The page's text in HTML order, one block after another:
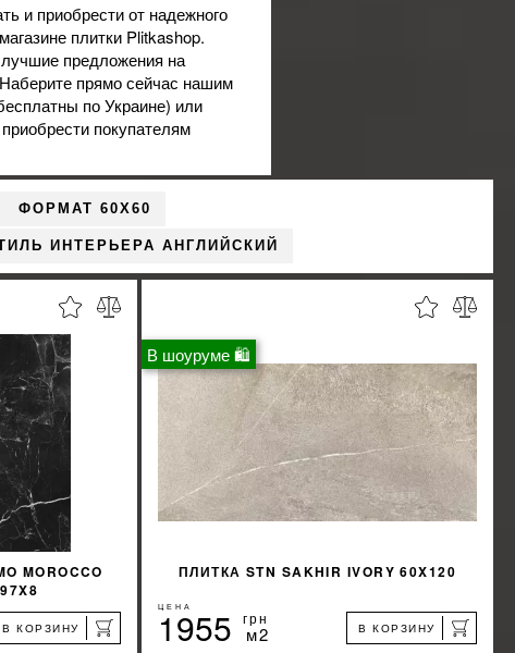
и приобрести от надежного
магазине плитки Plitkashop.
предложения на
Наберите прямо сейчас нашим
по Украине) или
покупателям
ФОРМАТ 60X60
ИНТЕРЬЕРА АНГЛИЙСКИЙ
MOROCCO
В КОРЗИНУ
В шоуруме 🛍
ПЛИТКА STN SAKHIR IVORY 60X120
ЦЕНА
1955 грн
м2 В КОРЗИНУ